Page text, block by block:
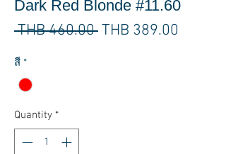
Dark Red Blonde #11.60
THB 460.00 Regular
THB 389.00
สี *
Quantity *